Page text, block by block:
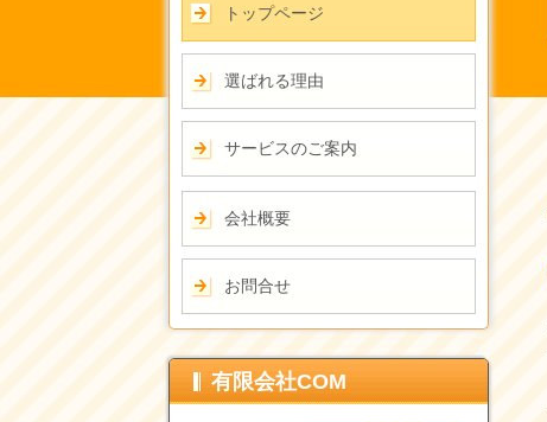
トップページ
選ばれる理由
サービスのご案内
会社概要
お問合せ
有限会社COM